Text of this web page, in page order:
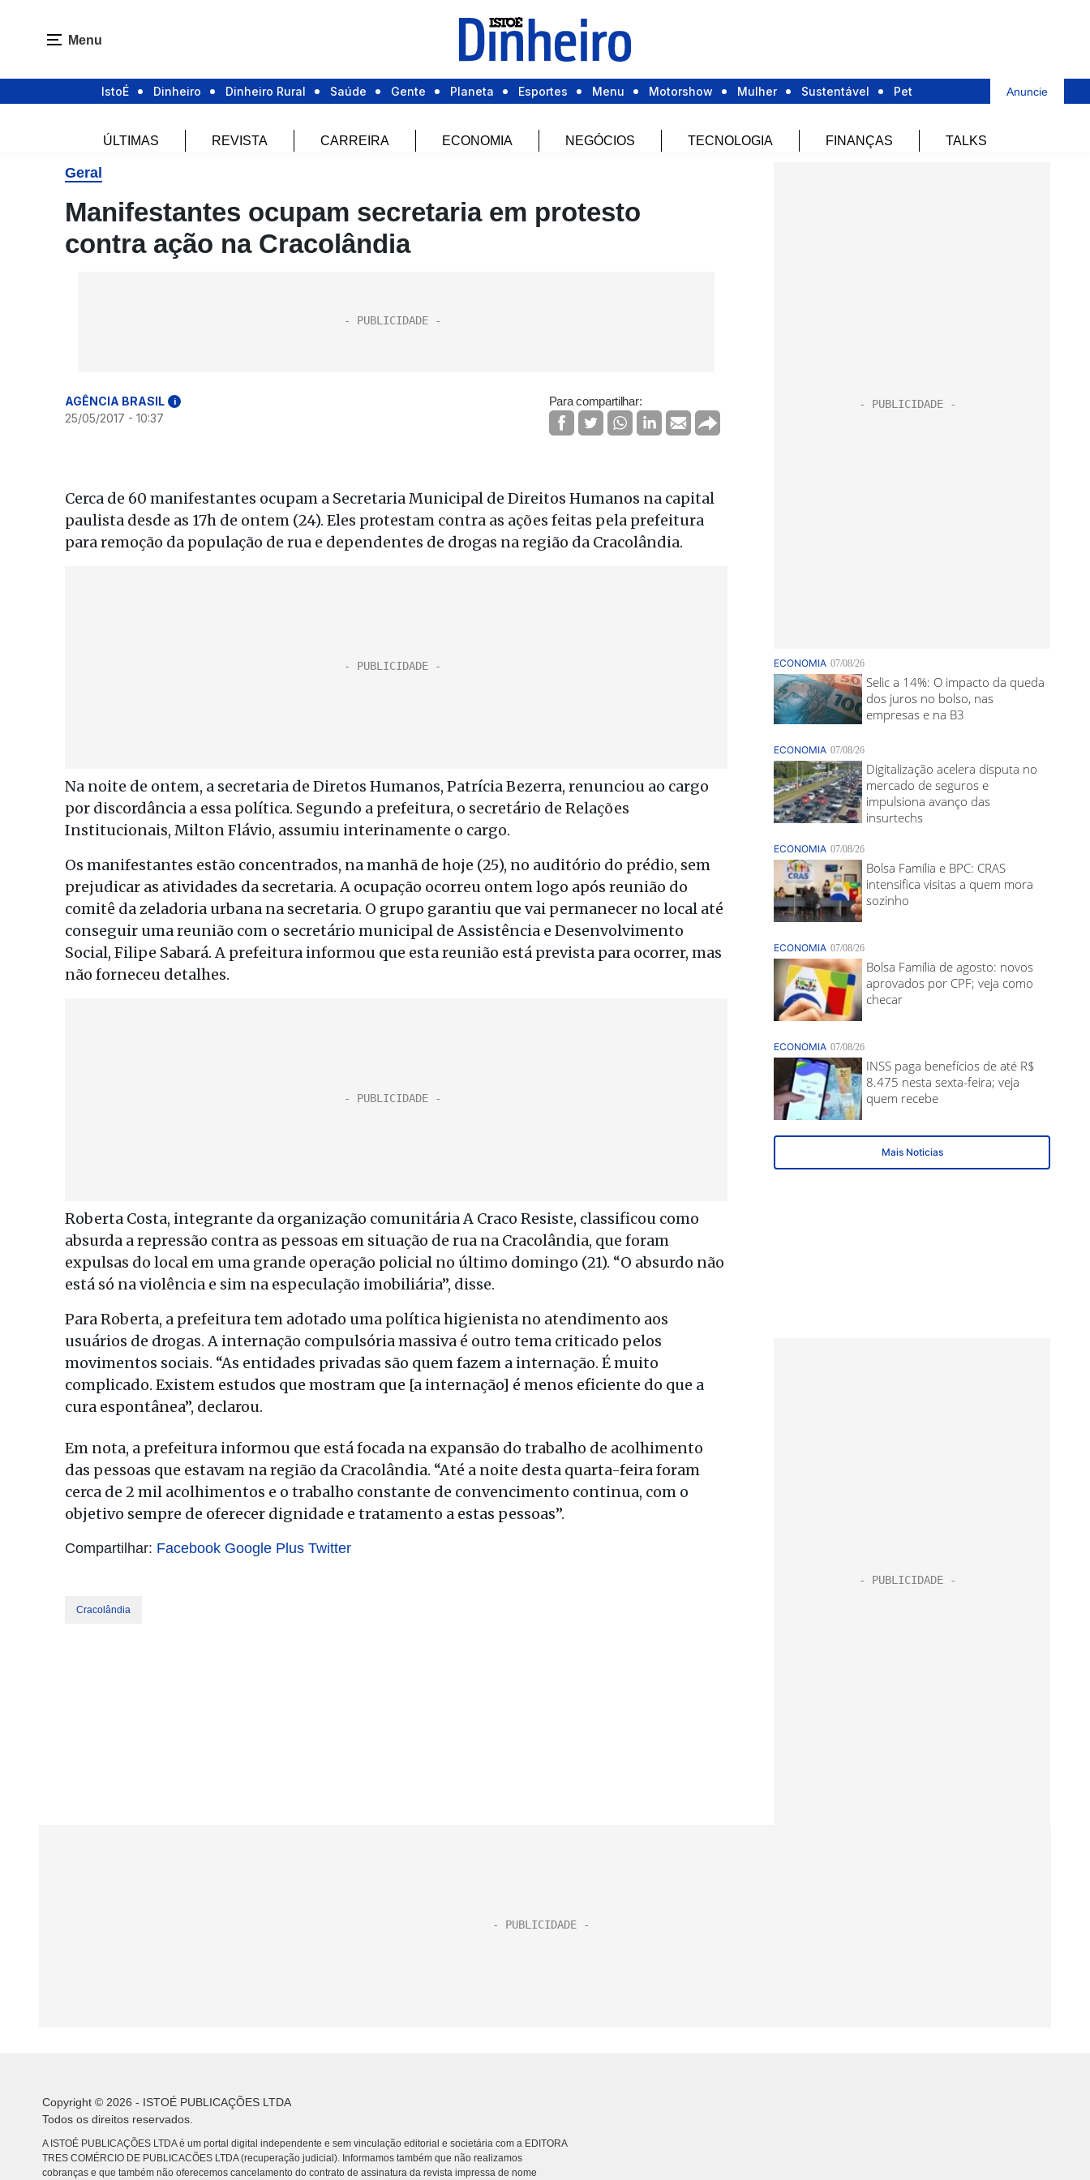
Menu
IstoÉ Dinheiro Dinheiro Rural Saúde Gente Planeta Esportes Menu Motorshow Mulher Sustentável Pet Anuncie
ÚLTIMAS REVISTA CARREIRA ECONOMIA NEGÓCIOS TECNOLOGIA FINANÇAS TALKS
Geral
Manifestantes ocupam secretaria em protesto
contra ação na Cracolândia
AGÊNCIA BRASIL i
25/05/2017 - 10:37
Para compartilhar:
Cerca de 60 manifestantes ocupam a Secretaria Municipal de Direitos Humanos na capital
paulista desde as 17h de ontem (24). Eles protestam contra as ações feitas pela prefeitura
para remoção da população de rua e dependentes de drogas na região da Cracolândia.
Na noite de ontem, a secretaria de Diretos Humanos, Patrícia Bezerra, renunciou ao cargo
por discordância a essa política. Segundo a prefeitura, o secretário de Relações
Institucionais, Milton Flávio, assumiu interinamente o cargo.
Os manifestantes estão concentrados, na manhã de hoje (25), no auditório do prédio, sem
prejudicar as atividades da secretaria. A ocupação ocorreu ontem logo após reunião do
comitê da zeladoria urbana na secretaria. O grupo garantiu que vai permanecer no local até
conseguir uma reunião com o secretário municipal de Assistência e Desenvolvimento
Social, Filipe Sabará. A prefeitura informou que esta reunião está prevista para ocorrer, mas
não forneceu detalhes.
Roberta Costa, integrante da organização comunitária A Craco Resiste, classificou como
absurda a repressão contra as pessoas em situação de rua na Cracolândia, que foram
expulsas do local em uma grande operação policial no último domingo (21). “O absurdo não
está só na violência e sim na especulação imobiliária”, disse.
Para Roberta, a prefeitura tem adotado uma política higienista no atendimento aos
usuários de drogas. A internação compulsória massiva é outro tema criticado pelos
movimentos sociais. “As entidades privadas são quem fazem a internação. É muito
complicado. Existem estudos que mostram que [a internação] é menos eficiente do que a
cura espontânea”, declarou.
Em nota, a prefeitura informou que está focada na expansão do trabalho de acolhimento
das pessoas que estavam na região da Cracolândia. “Até a noite desta quarta-feira foram
cerca de 2 mil acolhimentos e o trabalho constante de convencimento continua, com o
objetivo sempre de oferecer dignidade e tratamento a estas pessoas”.
Compartilhar: Facebook Google Plus Twitter
Cracolândia
Copyright © 2026 - ISTOÉ PUBLICAÇÕES LTDA
Todos os direitos reservados.
A ISTOÉ PUBLICAÇÕES LTDA é um portal digital independente e sem vinculação editorial e societária com a EDITORA
TRES COMÉRCIO DE PUBLICACÕES LTDA (recuperação judicial). Informamos também que não realizamos
cobranças e que também não oferecemos cancelamento do contrato de assinatura da revista impressa de nome